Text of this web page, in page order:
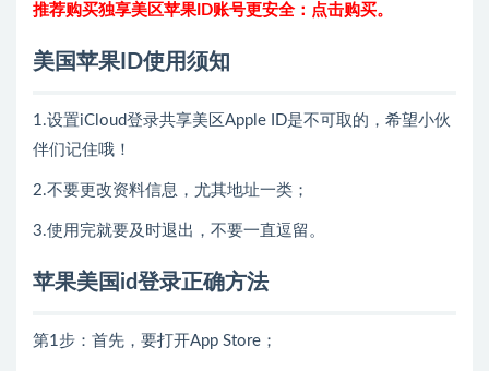
推荐购买独享美区苹果ID账号更安全：点击购买。
美国苹果ID使用须知
1.设置iCloud登录共享美区Apple ID是不可取的，希望小伙
伴们记住哦！
2.不要更改资料信息，尤其地址一类；
3.使用完就要及时退出，不要一直逗留。
苹果美国id登录正确方法
第1步：首先，要打开App Store；